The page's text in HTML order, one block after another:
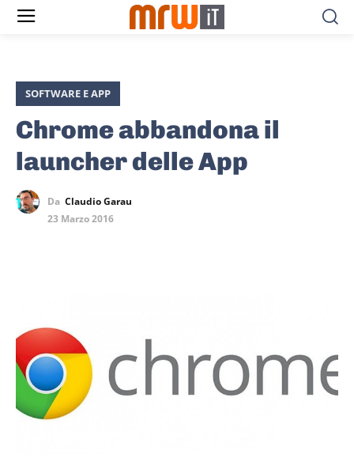
SOFTWARE E APP
Chrome abbandona il
launcher delle App
Da Claudio Garau
23 Marzo 2016